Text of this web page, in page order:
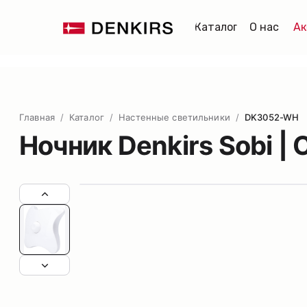
Каталог О нас
Главная / Каталог / Настенные светильники / DK3052-WH
Ночник Denkirs Sobi |